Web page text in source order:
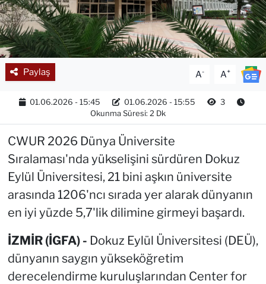
Paylaş A- A+
01.06.2026 - 15:45 01.06.2026 - 15:55
3
Okunma Süresi: 2 Dk
CWUR 2026 Dünya Üniversite
Sıralaması'nda yükselişini sürdüren Dokuz
Eylül Üniversitesi, 21 bini aşkın üniversite
arasında 1206'ncı sırada yer alarak dünyanın
en iyi yüzde 5,7'lik dilimine girmeyi başardı.
İZMİR (İGFA) - Dokuz Eylül Üniversitesi (DEÜ),
dünyanın saygın yükseköğretim
derecelendirme kuruluşlarından Center for